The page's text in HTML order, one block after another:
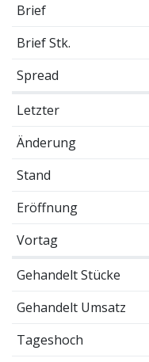
Brief
Brief Stk.
Spread
Letzter
Änderung
Stand
Eröffnung
Vortag
Gehandelt Stücke
Gehandelt Umsatz
Tageshoch